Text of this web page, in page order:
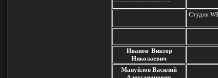
Студия
Иванов Виктор
Николаевич
Мануйлов Василий